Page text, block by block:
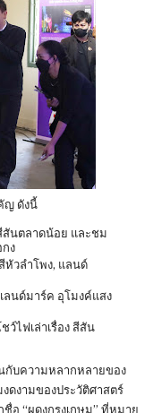
ญ ดังนี้
สันตลาดน้อย และชม
ง
หัวลำโพง, แลนด์
ลนด์มาร์ค อุโมงค์แสง
ว์ไฟเล่าเรื่อง สีสัน
กับความหลากหลายของ
ดงามของประวัติศาสตร์
อ “ผดุงกรุงเกษม” ที่หมาย